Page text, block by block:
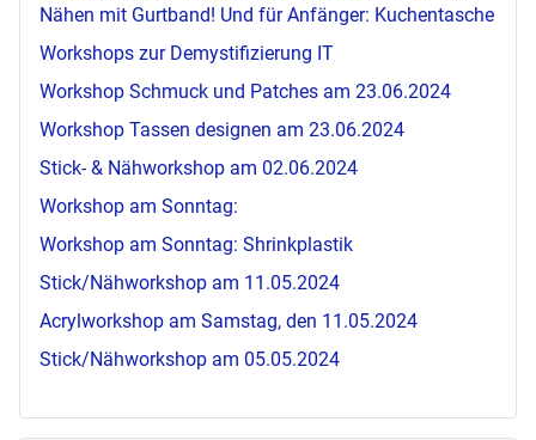
Nähen mit Gurtband! Und für Anfänger: Kuchentasche
Workshops zur Demystifizierung IT
Workshop Schmuck und Patches am 23.06.2024
Workshop Tassen designen am 23.06.2024
Stick- & Nähworkshop am 02.06.2024
Workshop am Sonntag:
Workshop am Sonntag: Shrinkplastik
Stick/Nähworkshop am 11.05.2024
Acrylworkshop am Samstag, den 11.05.2024
Stick/Nähworkshop am 05.05.2024